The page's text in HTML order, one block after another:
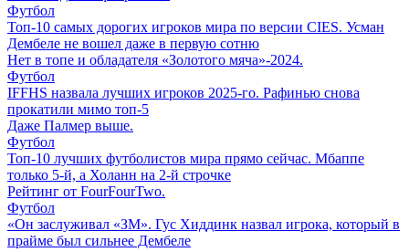
Футбол
Топ-10 самых дорогих игроков мира по версии CIES. Усман
Дембеле не вошел даже в первую сотню
Нет в топе и обладателя «Золотого мяча»-2024.
Футбол
IFFHS назвала лучших игроков 2025-го. Рафинью снова
прокатили мимо топ-5
Даже Палмер выше.
Футбол
Топ-10 лучших футболистов мира прямо сейчас. Мбаппе
только 5-й, а Холанн на 2-й строчке
Рейтинг от FourFourTwo.
Футбол
«Он заслуживал «ЗМ». Гус Хиддинк назвал игрока, который в
прайме был сильнее Дембеле